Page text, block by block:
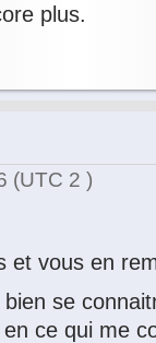
plus.
(UTC 2 )
et vous en
se
en ce qui me